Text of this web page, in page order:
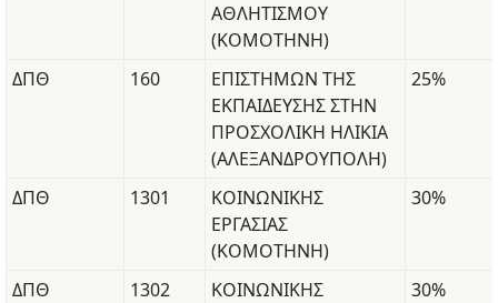
ΑΘΛΗΤΙΣΜΟΥ
(ΚΟΜΟΤΗΝΗ)
ΔΠΘ 160
ΕΠΙΣΤΗΜΩΝ ΤΗΣ
ΕΚΠΑΙΔΕΥΣΗΣ ΣΤΗΝ
ΠΡΟΣΧΟΛΙΚΗ ΗΛΙΚΙΑ
(ΑΛΕΞΑΝΔΡΟΥΠΟΛΗ)
25%
ΔΠΘ 1301
ΚΟΙΝΩΝΙΚΗΣ
ΕΡΓΑΣΙΑΣ
(ΚΟΜΟΤΗΝΗ)
30%
ΔΠΘ 1302
ΚΟΙΝΩΝΙΚΗΣ
30%